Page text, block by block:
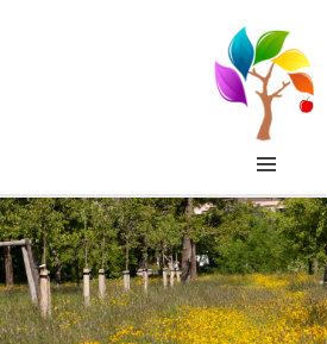
FRUITCOLLECTIE